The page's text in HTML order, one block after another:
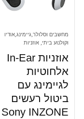
מחשבים וסלולר,גיימינג,אודיו
וקולנוע ביתי, אוזניות
אוזניות In-Ear
אלחוטיות
לגיימינג עם
ביטול רעשים
Sony INZONE